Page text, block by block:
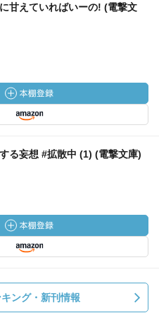
甘えていればいーの! (電撃文
る妄想 #拡散中 (1) (電撃文庫)
ング・新刊情報